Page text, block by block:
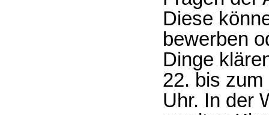
Diese
bewerben
Dinge
22. bis
Uhr. In der